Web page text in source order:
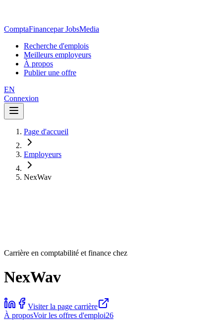
ComptaFinancepar JobsMedia
Recherche d'emplois
Meilleurs employeurs
À propos
Publier une offre
EN
Connexion
Page d'accueil
Employeurs
NexWav
Carrière en comptabilité et finance chez
NexWav
Visiter la page carrière
À proposVoir les offres d'emploi26